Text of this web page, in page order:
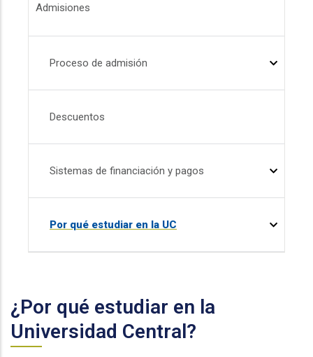
Admisiones
Proceso de admisión
Descuentos
Sistemas de financiación y pagos
Por qué estudiar en la UC
¿Por qué estudiar en la
Universidad Central?